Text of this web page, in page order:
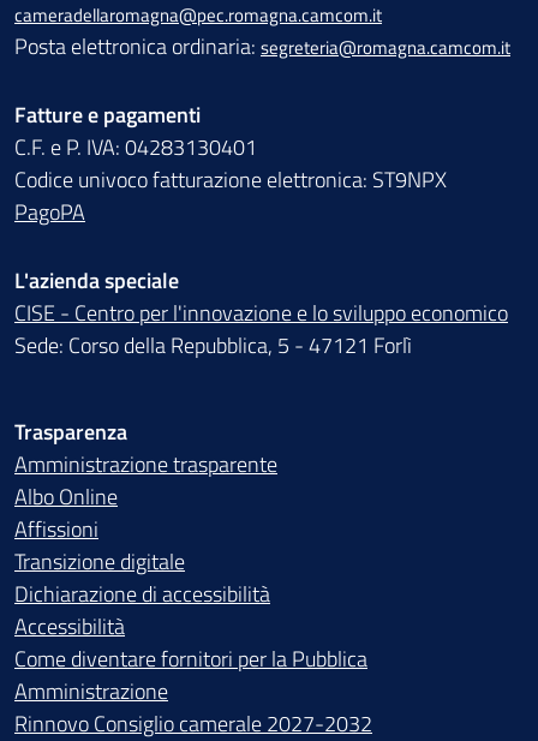
cameradellaromagna@pec.romagna.camcom.it
Posta elettronica ordinaria: segreteria@romagna.camcom.it
Fatture e pagamenti
C.F. e P. IVA: 04283130401
Codice univoco fatturazione elettronica: ST9NPX
PagoPA
L'azienda speciale
CISE - Centro per l'innovazione e lo sviluppo economico
Sede: Corso della Repubblica, 5 - 47121 Forlì
Trasparenza
Amministrazione trasparente
Albo Online
Affissioni
Transizione digitale
Dichiarazione di accessibilità
Accessibilità
Come diventare fornitori per la Pubblica
Amministrazione
Rinnovo Consiglio camerale 2027-2032